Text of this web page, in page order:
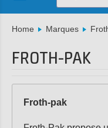
Home Marques
FROTH-PAK
Froth-pak